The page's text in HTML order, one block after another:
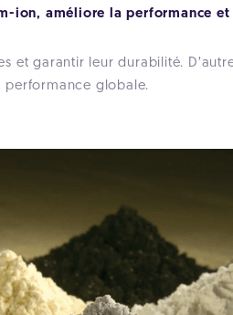
ion, améliore la performance
et garantir leur durabilité.
performance globale.